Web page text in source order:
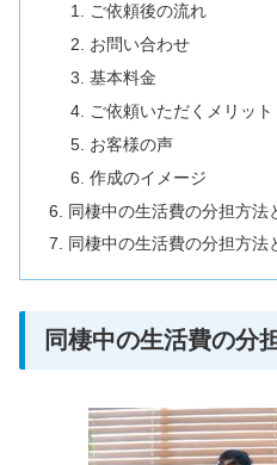
ご依頼後の流れ
お問い合わせ
基本料金
ご依頼いただくメリット
お客様の声
作成のイメージ
同棲中の生活費の分担方法
同棲中の生活費の分担方法
同棲中の生活費の分